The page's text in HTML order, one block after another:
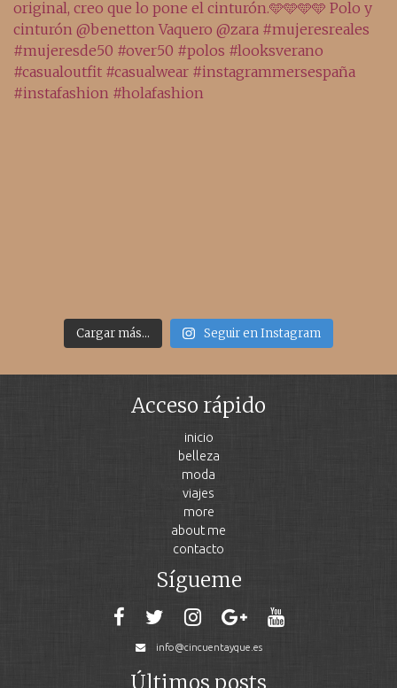
Cargar más... Seguir en Instagram
Acceso rápido
inicio
belleza
moda
viajes
more
about me
contacto
Sígueme
info@cincuentayque.es
Últimos posts